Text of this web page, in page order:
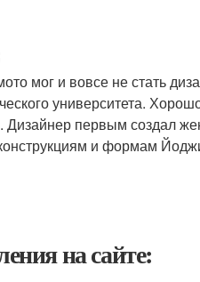
мог и вовсе не стать
университета.
первым создал
и формам
на сайте: